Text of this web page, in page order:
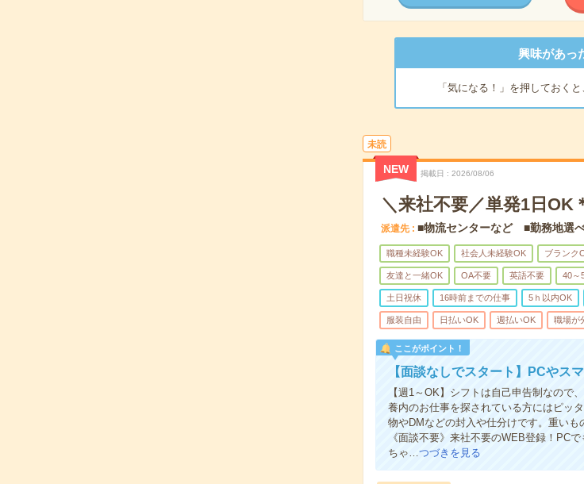
興味があっ
「気になる！」を押しておく
未読
NEW 掲載日 2026/08/06
＼来社不要／単発1日OK
派遣先 ■物流センターなど ■勤務地選
職種未経験OK 社会人未経験OK ブランク
友達と一緒OK OA不要 英語不要 40～
土日祝休 16時前までの仕事 5ｈ以内OK
服装自由 日払いOK 週払いOK 職場が
ここがポイント！
【面談なしでスタート】PCやス
【週1～OK】シフトは自己申告制なので
養内のお仕事を探されている方にはピッ
物やDMなどの封入や仕分けです。重い
《面談不要》来社不要のWEB登録！PC
ちゃ…つづきを見る